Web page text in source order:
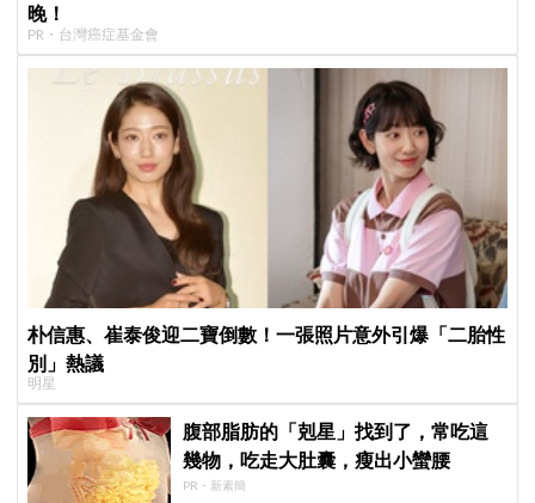
晚！
PR・台灣癌症基金會
朴信惠、崔泰俊迎二寶倒數！一張照片意外引爆「二胎性
別」熱議
明星
腹部脂肪的「剋星」找到了，常吃這
幾物，吃走大肚囊，瘦出小蠻腰
PR・新素簡